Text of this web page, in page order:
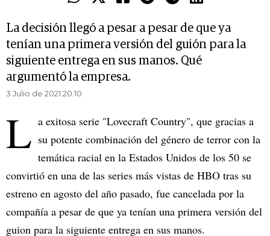
La decisión llegó a pesar a pesar de que ya
tenían una primera versión del guión para la
siguiente entrega en sus manos. Qué
argumentó la empresa.
3 Julio de 2021 20.10
L a exitosa serie "Lovecraft Country", que gracias a
su potente combinación del género de terror con la
temática racial en la Estados Unidos de los 50 se
convirtió en una de las series más vistas de HBO tras su
estreno en agosto del año pasado, fue cancelada por la
compañía a pesar de que ya tenían una primera versión del
guion para la siguiente entrega en sus manos.